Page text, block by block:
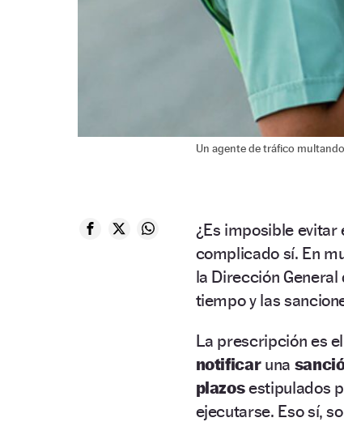
Un agente de tráfico
¿Es imposible
complicado sí. En
la Dirección General
tiempo y las
La prescripción es el
notificar una
plazosestipulados
ejecutarse. Eso sí,